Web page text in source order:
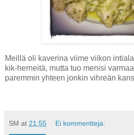
Meillä oli kaverina viime viikon
kik-herneitä, mutta tuo menisi
paremmin yhteen jonkin vihreän
SM at 21.55 Ei kommentteja: